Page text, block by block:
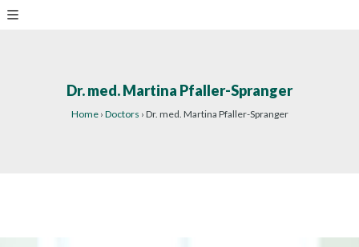
Dr. med. Martina Pfaller-Spranger
Home› Doctors › Dr. med. Martina Pfaller-Spranger